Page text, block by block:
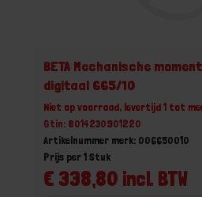
BETA Mechanische
digitaal 665/10
Niet op voorraad, levertijd 1 tot
Gtin: 8014230901220
Artikelnummer merk: 006650010
€ 338,80 incl. BTW
Prijs per 1 Stuk